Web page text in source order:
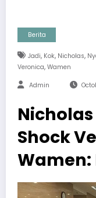
Berita
Jadi, Kok, Nicholas,
Veronica, Wamen
Admin
Shock
Wamen: